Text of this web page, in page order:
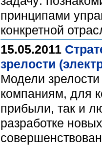
принципами
конкретной
15.05.2011
зрелости
Модели
компаниям, для
прибыли, так и
разработке